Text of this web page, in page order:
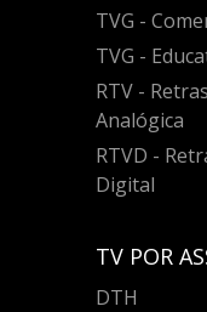
TVG -
TVG -
RTV -
Analógica
RTVD -
Digital
TV POR
DTH